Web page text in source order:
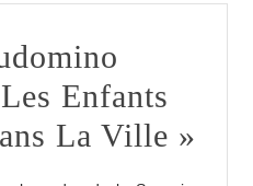
Enfants
La Ville »